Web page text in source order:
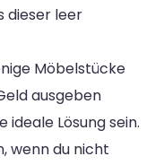
dieser leer
Möbelstücke
ausgeben
ideale Lösung sein.
wenn du nicht